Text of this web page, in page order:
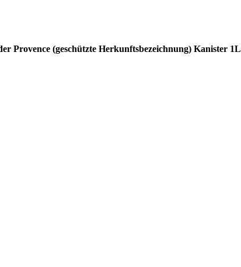
Provence (geschützte Herkunftsbezeichnung) Kanister 1L